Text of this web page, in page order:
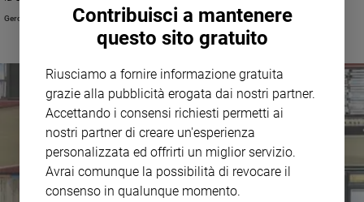
Policy
Pubblicità
Gerolamo Fazzini
Contribuisci a mantenere
questo sito gratuito
Riusciamo a fornire informazione gratuita
grazie alla pubblicità erogata dai nostri partner.
Accettando i consensi richiesti permetti ai
nostri partner di creare un'esperienza
personalizzata ed offrirti un miglior servizio.
Avrai comunque la possibilità di revocare il
consenso in qualunque momento.